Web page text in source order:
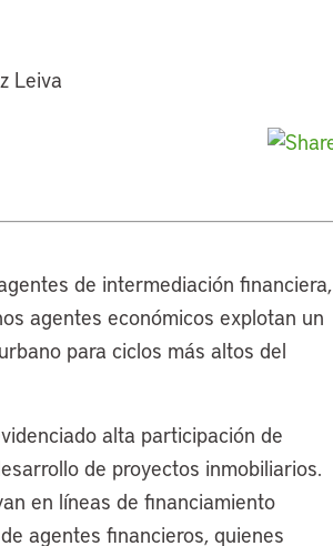
Leiva
de intermediación financiera,
agentes económicos explotan un
para ciclos más altos del
alta participación de
de proyectos inmobiliarios.
en líneas de financiamiento
agentes financieros, quienes